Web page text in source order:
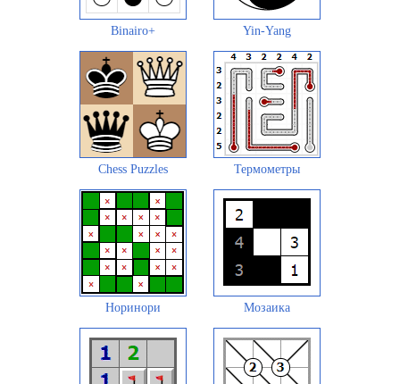
Binairo+ Yin-Yang
Chess Puzzles Термометры
Норинори Мозаика